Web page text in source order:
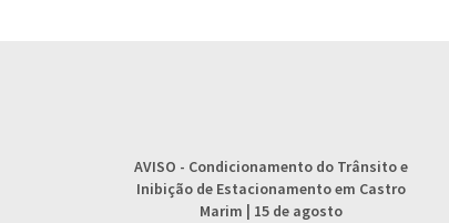
AVISO - Condicionamento do Trânsito e
Inibição de Estacionamento em Castro
Marim | 15 de agosto